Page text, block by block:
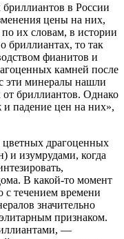
в России
цены на них,
их словам, в истории
бриллиантах, то так
фианитов и
камней после
эти минералы нашли
бриллиантов. Однако
и падение цен на них»,
цветных драгоценных
и изумрудами, когда
В какой-то момент
с течением времени
значительно
признаком.
—